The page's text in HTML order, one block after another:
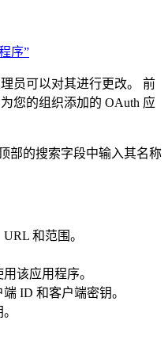
序”
员可以对其进行更改。 前
您的组织添加的 OAuth 应
部的搜索字段中输入其名称
和范围。
该应用程序。
ID 和客户端密钥。